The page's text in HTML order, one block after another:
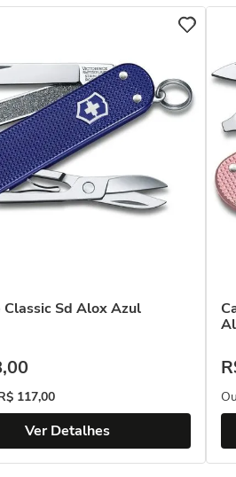
Classic Sd Alox Azul
,00
117,00
Ver Detalhes
Ou